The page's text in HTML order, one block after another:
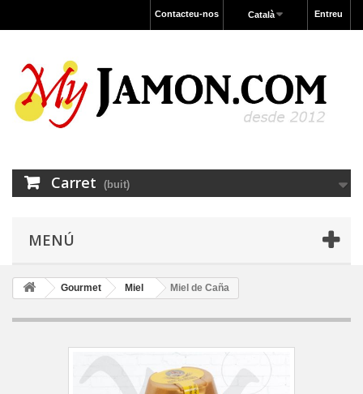
Entreu
Català
Contacteu-nos
Carret (buit)
MENÚ
Gourmet Miel Miel de Caña